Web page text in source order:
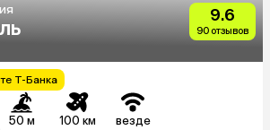
9.6
90 отзывов
Т-Банка
50 м 100 км везде